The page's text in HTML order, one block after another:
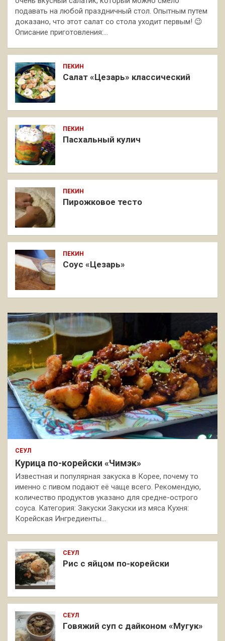
подавать на любой праздничный стол. Опытным путем
доказано, что этот салат со стола уходит первым! 😉
Описание приготовления:…
ПЕКИН
Салат «Цезарь» классический
ПЕКИН
Пасхальный кулич
ПЕКИН
Пирожковое тесто
ПЕКИН
Соус «Цезарь»
СЕУЛ
Курица по-корейски «Чимэк»
Известная и популярная закуска в Корее, почему то
именно с пивом подают её чаще всего. Рекомендую,
количество продуктов указано для средне-острого
соуса. Категория: Закуски Закуски из мяса Кухня:
Корейская Ингредиенты…
СЕУЛ
Рис с яйцом по-корейски
СЕУЛ
Говяжий суп с дайконом «Мугук»